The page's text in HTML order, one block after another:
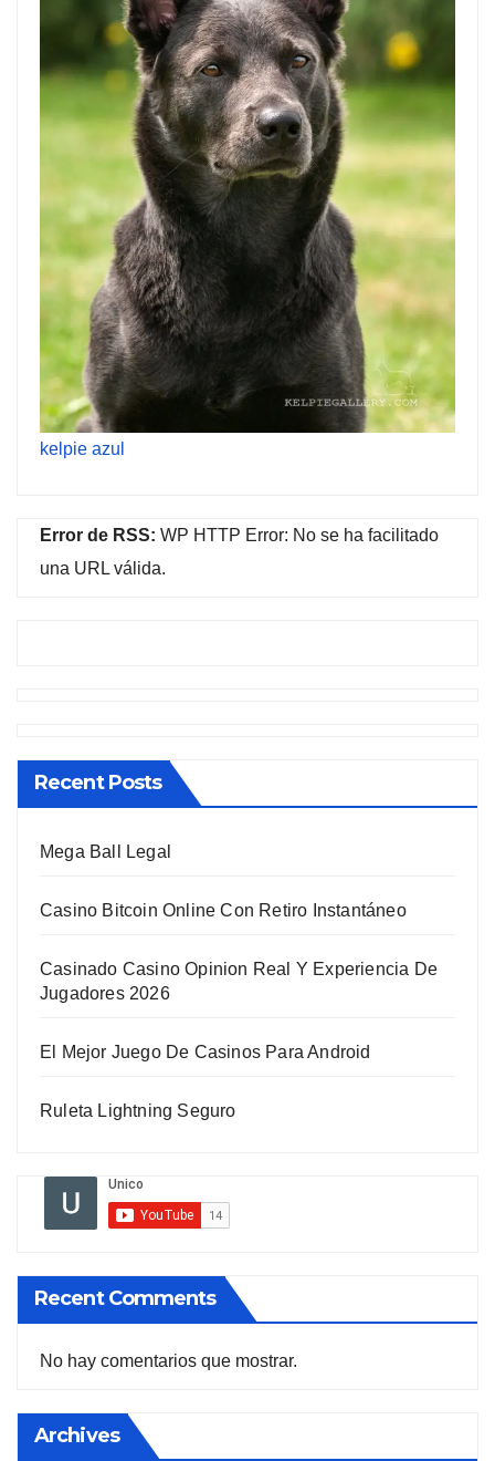
kelpie azul
Error de RSS: WP HTTP Error: No se ha facilitado
una URL válida.
Recent Posts
Mega Ball Legal
Casino Bitcoin Online Con Retiro Instantáneo
Casinado Casino Opinion Real Y Experiencia De
Jugadores 2026
El Mejor Juego De Casinos Para Android
Ruleta Lightning Seguro
Recent Comments
No hay comentarios que mostrar.
Archives